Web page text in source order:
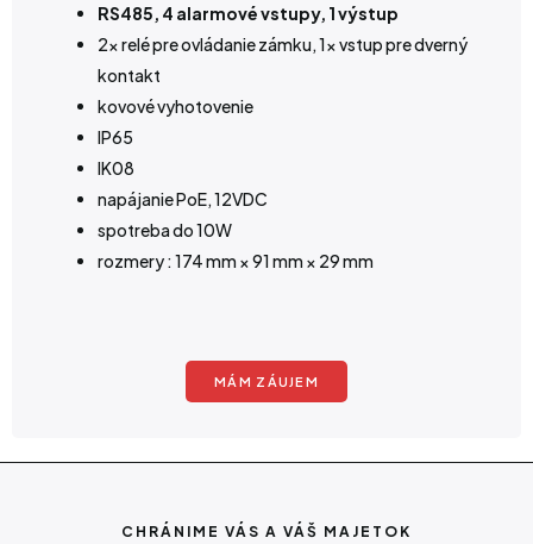
RS485, 4 alarmové vstupy, 1 výstup
2x relé pre ovládanie zámku, 1x vstup pre dverný
kontakt
kovové vyhotovenie
IP65
IK08
napájanie PoE, 12VDC
spotreba do 10W
rozmery : 174 mm × 91 mm × 29 mm
MÁM ZÁUJEM
CHRÁNIME VÁS A VÁŠ MAJETOK